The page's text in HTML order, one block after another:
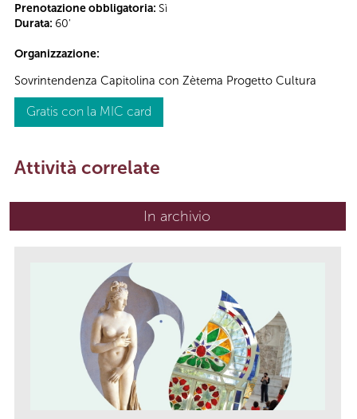
Prenotazione obbligatoria: Sì
Durata: 60'
Organizzazione:
Sovrintendenza Capitolina con Zètema Progetto Cultura
Gratis con la MIC card
Attività correlate
In archivio